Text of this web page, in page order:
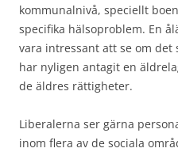
kommunalnivå, speciellt
specifika hälsoproblem. En
vara intressant att se om det
har nyligen antagit en
de äldres rättigheter.
Liberalerna ser gärna
inom flera av de sociala